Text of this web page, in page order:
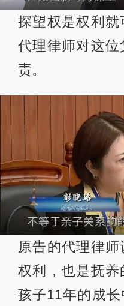
探望权是权利
代理律师对这
责。
原告的代理律
权利，也是抚
孩子11年的成